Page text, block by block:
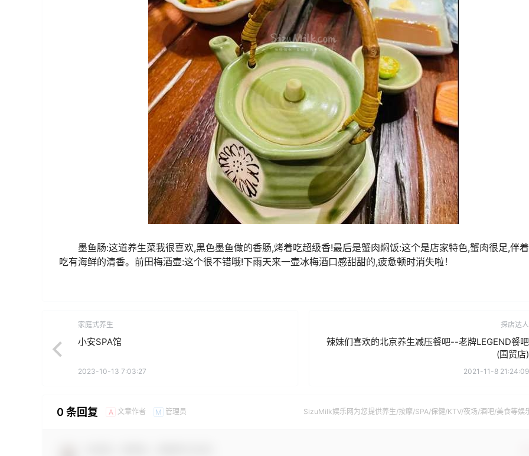
墨鱼肠:这道养生菜我很喜欢,黑色墨鱼做的香肠,烤着吃超级香!最后是蟹肉焖饭:这个是店家特色,蟹肉很足,伴
吃有海鲜的清香。前田梅酒壶:这个很不错哦!下雨天来一壶冰梅酒口感甜甜的,疲惫顿时消失啦！
家庭式养生
小安SPA馆
2023-10-13 7:03:27
探店达人
辣妹们喜欢的北京养生减压餐吧--老牌LEGEND餐吧
(国贸店)
2021-11-8 21:24:09
0 条回复 A 文章作者 M 管理员
SizuMilk娱乐网为您提供养生/按摩/SPA/保健/KTV/夜场/酒吧/美食等娱